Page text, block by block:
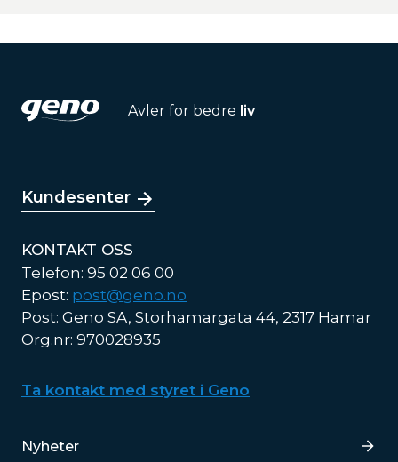
Avler for bedre liv
Kundesenter
KONTAKT OSS
Telefon: 95 02 06 00
Epost: post@geno.no
Post: Geno SA, Storhamargata 44, 2317 Hamar
Org.nr: 970028935
Ta kontakt med styret i Geno
Lenker
Nyheter